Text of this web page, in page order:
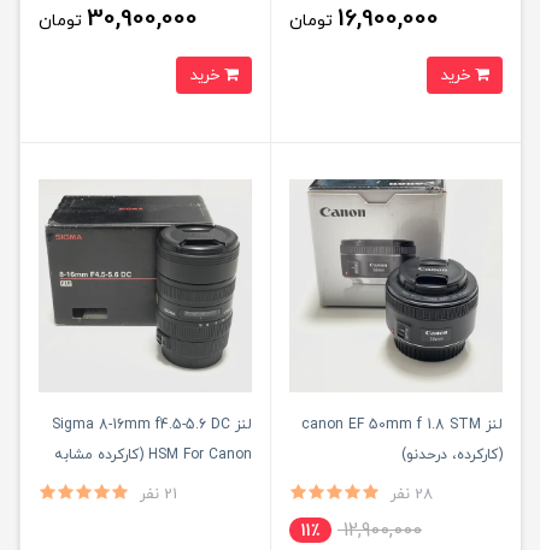
16,900,000 تومان 30,900,000 تومان
لنز canon EF 50mm f 1.8 STM
(کارکرده، درحدنو)
28 نفر
12,900,000 11٪
لنز Sigma 8-16mm f4.5-5.6 DC
HSM For Canon (کارکرده مشابه
21 نفر